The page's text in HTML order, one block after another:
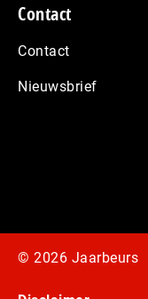
Contact
Contact
Nieuwsbrief
© 2026 Jaarbeurs